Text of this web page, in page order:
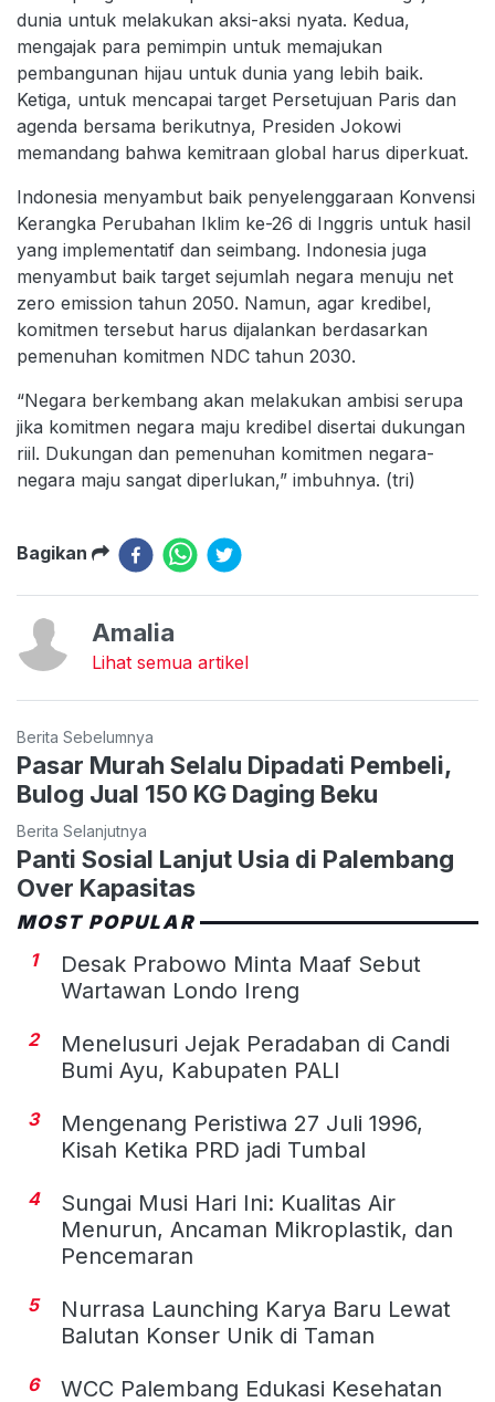
dunia untuk melakukan aksi-aksi nyata. Kedua,
mengajak para pemimpin untuk memajukan
pembangunan hijau untuk dunia yang lebih baik.
Ketiga, untuk mencapai target Persetujuan Paris dan
agenda bersama berikutnya, Presiden Jokowi
memandang bahwa kemitraan global harus diperkuat.
Indonesia menyambut baik penyelenggaraan Konvensi
Kerangka Perubahan Iklim ke-26 di Inggris untuk hasil
yang implementatif dan seimbang. Indonesia juga
menyambut baik target sejumlah negara menuju net
zero emission tahun 2050. Namun, agar kredibel,
komitmen tersebut harus dijalankan berdasarkan
pemenuhan komitmen NDC tahun 2030.
“Negara berkembang akan melakukan ambisi serupa
jika komitmen negara maju kredibel disertai dukungan
riil. Dukungan dan pemenuhan komitmen negara-
negara maju sangat diperlukan,” imbuhnya. (tri)
Bagikan
Amalia
Lihat semua artikel
Berita Sebelumnya
Pasar Murah Selalu Dipadati Pembeli,
Bulog Jual 150 KG Daging Beku
Berita Selanjutnya
Panti Sosial Lanjut Usia di Palembang
Over Kapasitas
MOST POPULAR
1
Desak Prabowo Minta Maaf Sebut
Wartawan Londo Ireng
2
Menelusuri Jejak Peradaban di Candi
Bumi Ayu, Kabupaten PALI
3
Mengenang Peristiwa 27 Juli 1996,
Kisah Ketika PRD jadi Tumbal
4
Sungai Musi Hari Ini: Kualitas Air
Menurun, Ancaman Mikroplastik, dan
Pencemaran
5
Nurrasa Launching Karya Baru Lewat
Balutan Konser Unik di Taman
6
WCC Palembang Edukasi Kesehatan